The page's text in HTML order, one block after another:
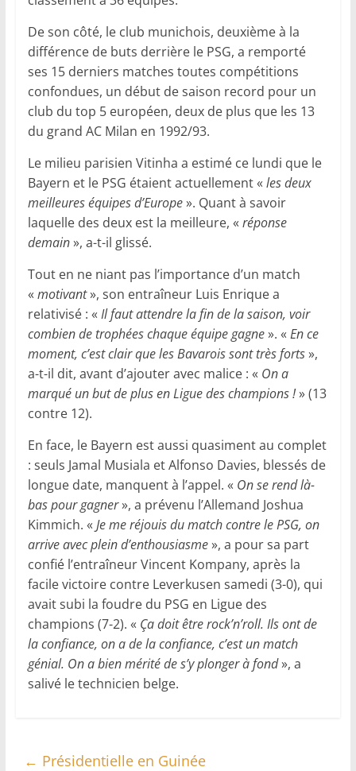
De son côté, le club munichois, deuxième à la
différence de buts derrière le PSG, a remporté
ses 15 derniers matches toutes compétitions
confondues, un début de saison record pour un
club du top 5 européen, deux de plus que les 13
du grand AC Milan en 1992/93.
Le milieu parisien Vitinha a estimé ce lundi que le
Bayern et le PSG étaient actuellement « les deux
meilleures équipes d’Europe». Quant à savoir
laquelle des deux est la meilleure, « réponse
demain», a-t-il glissé.
Tout en ne niant pas l’importance d’un match
« motivant», son entraîneur Luis Enrique a
relativisé : « Il faut attendre la fin de la saison, voir
combien de trophées chaque équipe gagne». « En ce
moment, c’est clair que les Bavarois sont très forts»,
a-t-il dit, avant d’ajouter avec malice : « On a
marqué un but de plus en Ligue des champions !» (13
contre 12).
En face, le Bayern est aussi quasiment au complet
: seuls Jamal Musiala et Alfonso Davies, blessés de
longue date, manquent à l’appel. « On se rend là-
bas pour gagner», a prévenu l’Allemand Joshua
Kimmich. « Je me réjouis du match contre le PSG, on
arrive avec plein d’enthousiasme», a pour sa part
confié l’entraîneur Vincent Kompany, après la
facile victoire contre Leverkusen samedi (3-0), qui
avait subi la foudre du PSG en Ligue des
champions (7-2). « Ça doit être rock’n’roll. Ils ont de
la confiance, on a de la confiance, c’est un match
génial. On a bien mérité de s’y plonger à fond», a
salivé le technicien belge.
← Présidentielle en Guinée